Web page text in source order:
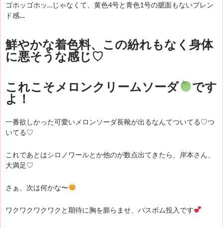
ゴホッゴホッ…じゃなくて、黄色4号と青色1号の臆面もないブレン
ド感…
鮮やかな着色料、この紛れもなく身体
に悪そうな感じ♡
これこそメロンクリームソーダ
です
よ！
一番欲しかった可愛いメロンソーダ長靴が出るなんてついてる♡つ
いてる♡
これであとはシロノワールとか他のが数点出てきたら、岸本さん、
大満足♡
さぁ、次は何かな〜
ワクワクワクワクと期待に胸を膨らませ、バスボム投入です